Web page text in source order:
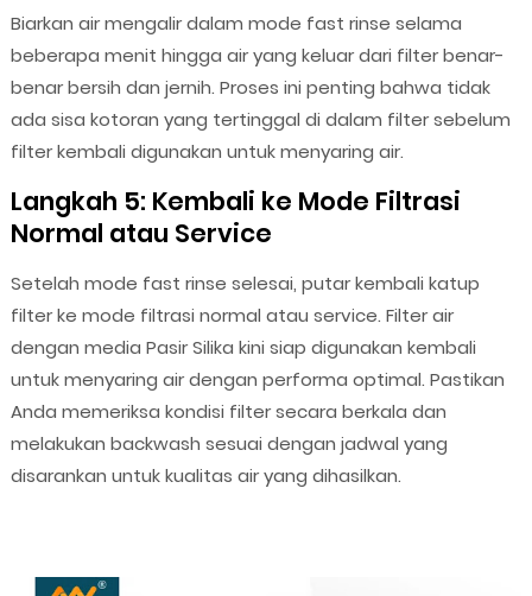
Biarkan air mengalir dalam mode fast rinse selama
beberapa menit hingga air yang keluar dari filter benar-
benar bersih dan jernih. Proses ini penting bahwa tidak
ada sisa kotoran yang tertinggal di dalam filter sebelum
filter kembali digunakan untuk menyaring air.
Langkah 5: Kembali ke Mode Filtrasi
Normal atau Service
Setelah mode fast rinse selesai, putar kembali katup
filter ke mode filtrasi normal atau service. Filter air
dengan media Pasir Silika kini siap digunakan kembali
untuk menyaring air dengan performa optimal. Pastikan
Anda memeriksa kondisi filter secara berkala dan
melakukan backwash sesuai dengan jadwal yang
disarankan untuk kualitas air yang dihasilkan.